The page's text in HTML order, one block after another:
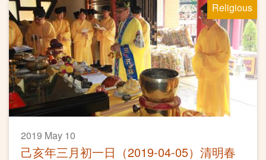
Religious
2019 May 10
己亥年三月初一日（2019-04-05）清明春